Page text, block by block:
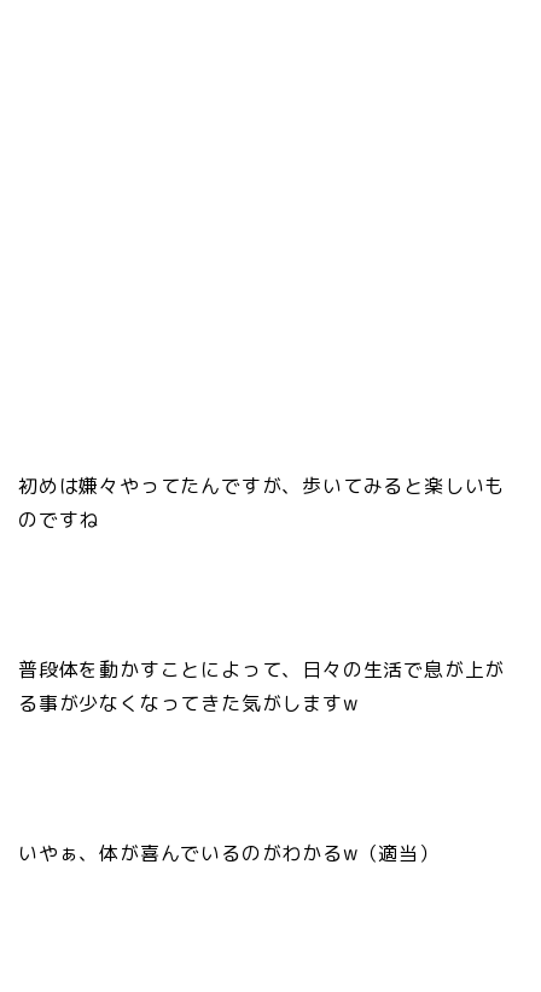
初めは嫌々やってたんですが、歩いてみると楽しいも
のですね
普段体を動かすことによって、日々の生活で息が上が
る事が少なくなってきた気がしますw
いやぁ、体が喜んでいるのがわかるw（適当）